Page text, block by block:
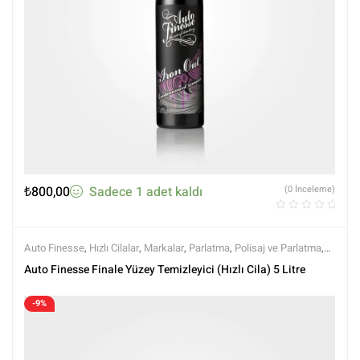
₺800,00 Sadece 1 adet kaldı (0 İnceleme)
Auto Finesse, Hızlı Cilalar, Markalar, Parlatma, Polisaj ve Parlatma,
Tüm Ürünler,Tüm Ürünler,Yıkama Ürünleri
Auto Finesse Finale Yüzey Temizleyici (Hızlı Cila) 5 Litre
-9%